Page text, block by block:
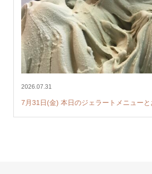
2026.07.31
7月31日(金) 本日のジェラートメニュー